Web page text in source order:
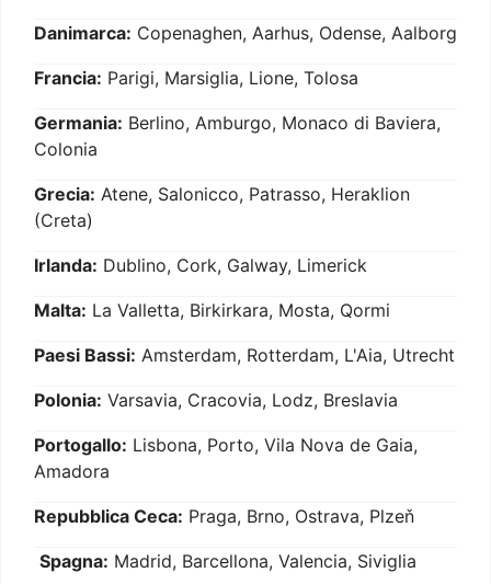
Danimarca: Copenaghen, Aarhus, Odense, Aalborg
Francia: Parigi, Marsiglia, Lione, Tolosa
Germania: Berlino, Amburgo, Monaco di Baviera,
Colonia
Grecia: Atene, Salonicco, Patrasso, Heraklion
(Creta)
Irlanda: Dublino, Cork, Galway, Limerick
Malta: La Valletta, Birkirkara, Mosta, Qormi
Paesi Bassi: Amsterdam, Rotterdam, L'Aia, Utrecht
Polonia: Varsavia, Cracovia, Lodz, Breslavia
Portogallo: Lisbona, Porto, Vila Nova de Gaia,
Amadora
Repubblica Ceca: Praga, Brno, Ostrava, Plzeň
Spagna: Madrid, Barcellona, Valencia, Siviglia